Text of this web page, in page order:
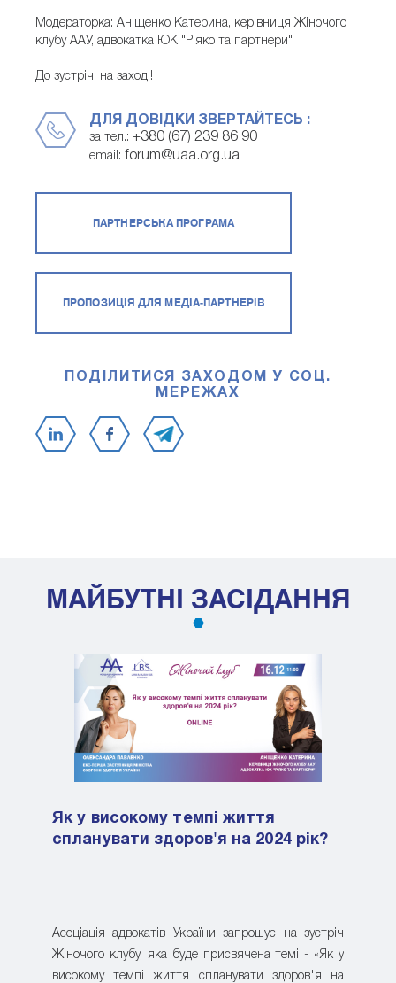
Модераторка: Аніщенко Катерина, керівниця Жіночого
клубу ААУ, адвокатка ЮК "Ріяко та партнери"
До зустрічі на заході!
ДЛЯ ДОВІДКИ ЗВЕРТАЙТЕСЬ :
за тел.: +380 (67) 239 86 90
email: forum@uaa.org.ua
ПАРТНЕРСЬКА ПРОГРАМА
ПРОПОЗИЦІЯ ДЛЯ МЕДІА-ПАРТНЕРІВ
ПОДІЛИТИСЯ ЗАХОДОМ У СОЦ.
МЕРЕЖАХ
МАЙБУТНІ ЗАСІДАННЯ
Як у високому темпі життя
спланувати здоров'я на 2024 рік?
Асоціація адвокатів України запрошує на зустріч
Жіночого клубу, яка буде присвячена темі - «Як у
високому темпі життя спланувати здоров'я на